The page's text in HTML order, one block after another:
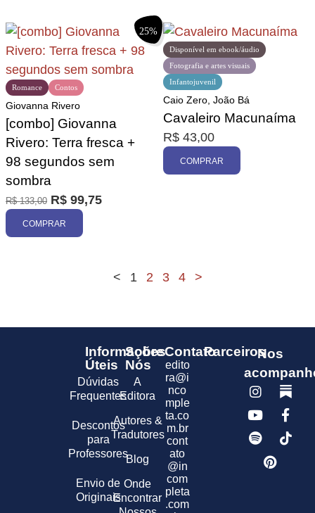
25%
Contos
Romance
Giovanna Rivero
[combo] Giovanna
Rivero: Terra fresca +
98 segundos sem
sombra
R$133,00 R$ 99,75
COMPRAR
Disponível em ebook/áudio
Fotografia e artes visuais
Infantojuvenil
Caio Zero, João Bá
Cavaleiro Macunaíma
R$ 43,00
COMPRAR
< 1 2 3 4 >
Informações
Úteis
Dúvidas
Frequentes
Descontos
para
Professores
Envio de
Originais
Sobre
Nós
A
Editora
Autores &
Tradutores
Blog
Onde
Encontrar
Contato
edito
ra@i
nco
mple
ta.co
m.br
cont
ato
@in
com
pleta
.com
ParceirosNos